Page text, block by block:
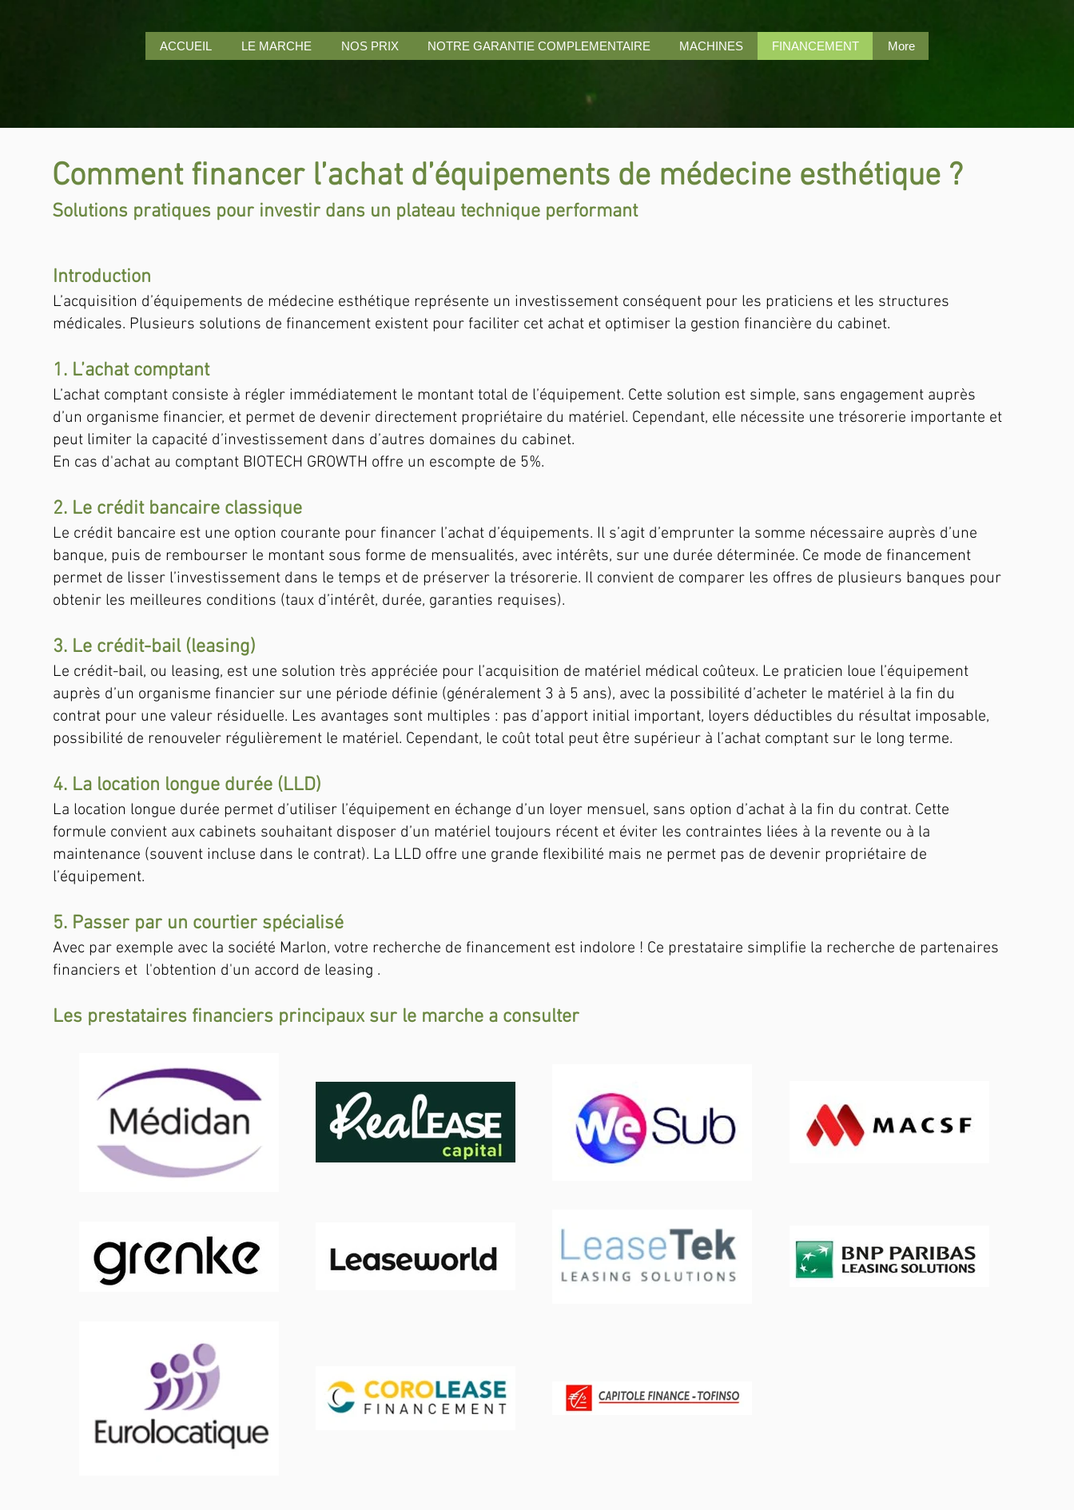
ACCUEIL LE MARCHE NOS PRIX NOTRE GARANTIE COMPLEMENTAIRE MACHINES FINANCEMENT More
Comment financer l’achat d’équipements de médecine esthétique ?
Solutions pratiques pour investir dans un plateau technique performant
Introduction
L’acquisition d’équipements de médecine esthétique représente un investissement conséquent pour les praticiens et les structures
médicales. Plusieurs solutions de financement existent pour faciliter cet achat et optimiser la gestion financière du cabinet.
1. L’achat comptant
L’achat comptant consiste à régler immédiatement le montant total de l’équipement. Cette solution est simple, sans engagement auprès
d’un organisme financier, et permet de devenir directement propriétaire du matériel. Cependant, elle nécessite une trésorerie importante et
peut limiter la capacité d’investissement dans d’autres domaines du cabinet.
En cas d'achat au comptant BIOTECH GROWTH offre un escompte de 5%.
2. Le crédit bancaire classique
Le crédit bancaire est une option courante pour financer l’achat d’équipements. Il s’agit d’emprunter la somme nécessaire auprès d’une
banque, puis de rembourser le montant sous forme de mensualités, avec intérêts, sur une durée déterminée. Ce mode de financement
permet de lisser l’investissement dans le temps et de préserver la trésorerie. Il convient de comparer les offres de plusieurs banques pour
obtenir les meilleures conditions (taux d’intérêt, durée, garanties requises).
3. Le crédit-bail (leasing)
Le crédit-bail, ou leasing, est une solution très appréciée pour l’acquisition de matériel médical coûteux. Le praticien loue l’équipement
auprès d’un organisme financier sur une période définie (généralement 3 à 5 ans), avec la possibilité d’acheter le matériel à la fin du
contrat pour une valeur résiduelle. Les avantages sont multiples : pas d’apport initial important, loyers déductibles du résultat imposable,
possibilité de renouveler régulièrement le matériel. Cependant, le coût total peut être supérieur à l’achat comptant sur le long terme.
4. La location longue durée (LLD)
La location longue durée permet d’utiliser l’équipement en échange d’un loyer mensuel, sans option d’achat à la fin du contrat. Cette
formule convient aux cabinets souhaitant disposer d’un matériel toujours récent et éviter les contraintes liées à la revente ou à la
maintenance (souvent incluse dans le contrat). La LLD offre une grande flexibilité mais ne permet pas de devenir propriétaire de
l’équipement.
5. Passer par un courtier spécialisé
Avec par exemple avec la société Marlon, votre recherche de financement est indolore ! Ce prestataire simplifie la recherche de partenaires
financiers et l'obtention d'un accord de leasing .
Les prestataires financiers principaux sur le marche a consulter